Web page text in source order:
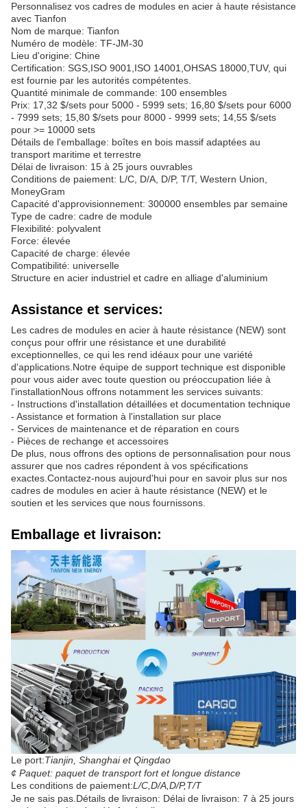
Personnalisez vos cadres de modules en acier à haute résistance
avec Tianfon
Nom de marque: Tianfon
Numéro de modèle: TF-JM-30
Lieu d'origine: Chine
Certification: SGS,ISO 9001,ISO 14001,OHSAS 18000,TUV, qui
est fournie par les autorités compétentes.
Quantité minimale de commande: 100 ensembles
Prix: 17,32 $/sets pour 5000 - 5999 sets; 16,80 $/sets pour 6000
- 7999 sets; 15,80 $/sets pour 8000 - 9999 sets; 14,55 $/sets
pour >= 10000 sets
Détails de l'emballage: boîtes en bois massif adaptées au
transport maritime et terrestre
Délai de livraison: 15 à 25 jours ouvrables
Conditions de paiement: L/C, D/A, D/P, T/T, Western Union,
MoneyGram
Capacité d'approvisionnement: 300000 ensembles par semaine
Type de cadre: cadre de module
Flexibilité: polyvalent
Force: élevée
Capacité de charge: élevée
Compatibilité: universelle
Structure en acier industriel et cadre en alliage d'aluminium
Assistance et services:
Les cadres de modules en acier à haute résistance (NEW) sont
conçus pour offrir une résistance et une durabilité
exceptionnelles, ce qui les rend idéaux pour une variété
d'applications.Notre équipe de support technique est disponible
pour vous aider avec toute question ou préoccupation liée à
l'installationNous offrons notamment les services suivants:
- Instructions d'installation détaillées et documentation technique
- Assistance et formation à l'installation sur place
- Services de maintenance et de réparation en cours
- Pièces de rechange et accessoires
De plus, nous offrons des options de personnalisation pour nous
assurer que nos cadres répondent à vos spécifications
exactes.Contactez-nous aujourd'hui pour en savoir plus sur nos
cadres de modules en acier à haute résistance (NEW) et le
soutien et les services que nous fournissons.
Emballage et livraison:
Le port:Tianjin, Shanghai et Qingdao
¢ Paquet: paquet de transport fort et longue distance
Les conditions de paiement:L/C,D/A,D/P,T/T
Je ne sais pas. Détails de livraison: Délai de livraison: 7 à 25 jours